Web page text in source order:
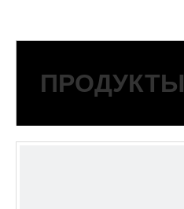
ПРОДУКТЫ